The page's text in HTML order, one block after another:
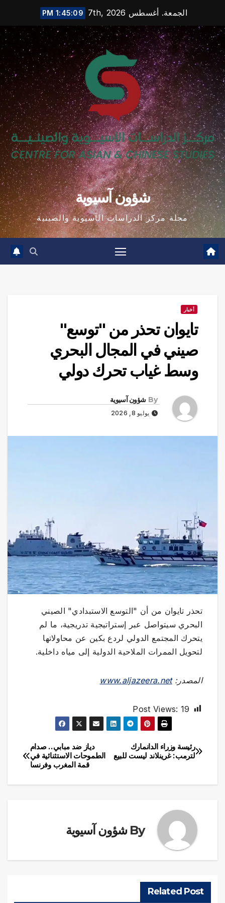
content
الجمعة. أغسطس 7th, 2026 1:45:10 PM
شؤون آسيوية
مجلة مركز الدراسات الآسيوية والصينية
أخبار
تايوان تحذر من "توسع"
صيني في المجال البحري
وسط غياب تحرك دولي
By شؤون آسيوية
يوليو 8, 2026
تحذر تايوان من أن "التوسع الاستبدادي" الصيني
البحري سيتواصل عبر إستراتيجية تدريجية، ما لم
يتحرك المجتمع الدولي لردع بكين عن محاولاتها
لتحويل الممرات الملاحية الدولية إلى مياه داخلية.
المصدر:www.aljazeera.net
Post Views: 19
تصفّح
دياز ضد مبابي.. صدام
الطموحات الاستثنائية في
قمة المغرب وفرنسا
رئيسة وزراء الدانمارك
لترمب: غرينلاند ليست للبيع
By شؤون آسيوية
Related Post